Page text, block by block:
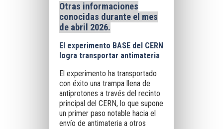
Otras informaciones
conocidas durante el mes
de abril 2026.
El experimento BASE del CERN
logra transportar antimateria
El experimento ha transportado
con éxito una trampa llena de
antiprotones a través del recinto
principal del CERN, lo que supone
un primer paso notable hacia el
envío de antimateria a otros